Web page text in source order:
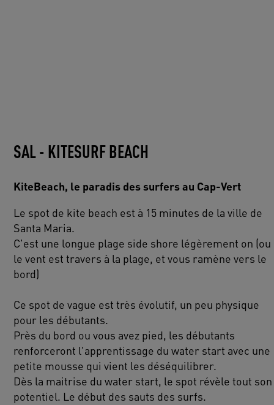
SAL - KITESURF BEACH
KiteBeach, le paradis des surfers au Cap-Vert
Le spot de kite beach est à 15 minutes de la ville de
Santa Maria.
C'est une longue plage side shore légèrement on (ou
le vent est travers à la plage, et vous ramène vers le
bord)
Ce spot de vague est très évolutif, un peu physique
pour les débutants.
Près du bord ou vous avez pied, les débutants
renforceront l'apprentissage du water start avec une
petite mousse qui vient les déséquilibrer.
Dès la maitrise du water start, le spot révèle tout son
potentiel. Le début des sauts des surfs.